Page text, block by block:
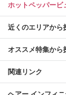
ホットペッパー
近くのエリアから
オススメ特集から
関連リンク